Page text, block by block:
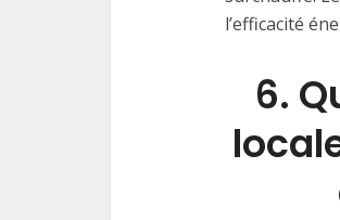
l’efficacité
⁤6.